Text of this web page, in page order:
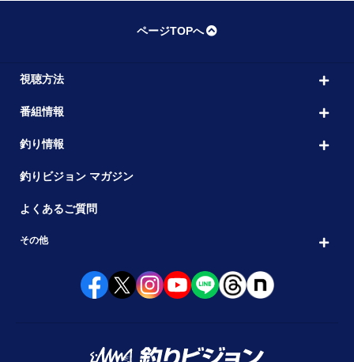
ページTOPへ
視聴方法
番組情報
釣り情報
釣りビジョン マガジン
よくあるご質問
その他